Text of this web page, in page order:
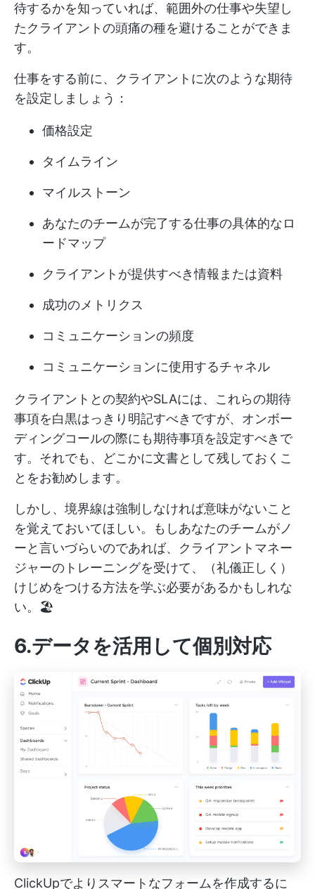
待するかを知っていれば、範囲外の仕事や失望し
たクライアントの頭痛の種を避けることができま
す。
仕事をする前に、クライアントに次のような期待
を設定しましょう：
価格設定
タイムライン
マイルストーン
あなたのチームが完了する仕事の具体的なロ
ードマップ
クライアントが提供すべき情報または資料
成功のメトリクス
コミュニケーションの頻度
コミュニケーションに使用するチャネル
クライアントとの契約やSLAには、これらの期待
事項を白黒はっきり明記すべきですが、オンボー
ディングコールの際にも期待事項を設定すべきで
す。それでも、どこかに文書として残しておくこ
とをお勧めします。
しかし、境界線は強制しなければ意味がないこと
を覚えておいてほしい。もしあなたのチームがノ
ーと言いづらいのであれば、クライアントマネー
ジャーのトレーニングを受けて、（礼儀正しく）
けじめをつける方法を学ぶ必要があるかもしれな
い。🏖️
6.データを活用して個別対応
ClickUpでよりスマートなフォームを作成するに